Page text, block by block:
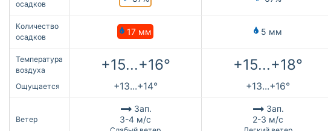
осадков
Количество
осадков
17 мм 5 мм
Температура
воздуха
+15...+16° +15...+18°
Ощущается +13...+14° +13...+16°
Ветер
Зап.
3-4 м/с
Зап.
2-3 м/с